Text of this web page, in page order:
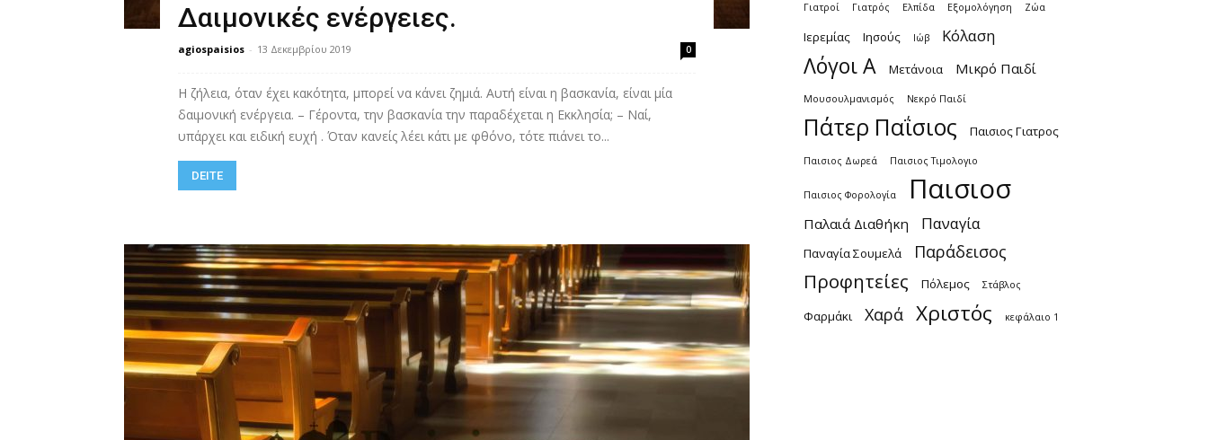
Δαιμονικές ενέργειες.
agiospaisios - 13 Δεκεμβρίου 2019 0
Η ζήλεια, όταν έχει κακότητα, μπορεί να κάνει ζημιά. Αυτή είναι η βασκανία, είναι μία
δαιμονική ενέργεια. – Γέροντα, την βασκανία την παραδέχεται η Εκκλησία; – Ναί,
υπάρχει και ειδική ευχή . Όταν κανείς λέει κάτι με φθόνο, τότε πιάνει το...
DEITE
Γιατροί Γιατρός Ελπίδα Εξομολόγηση Ζώα
Ιερεμίας Ιησούς Ιώβ Κόλαση
Λόγοι Α Μετάνοια Μικρό Παιδί
Μουσουλμανισμός Νεκρό Παιδί
Πάτερ Παΐσιος Παισιος Γιατρος
Παισιος Δωρεά Παισιος Τιμολογιο
Παισιος Φορολογία Παισιοσ
Παλαιά Διαθήκη Παναγία
Παναγία Σουμελά Παράδεισος
Προφητείες Πόλεμος Στάβλος
Φαρμάκι Χαρά Χριστός κεφάλαιο 1